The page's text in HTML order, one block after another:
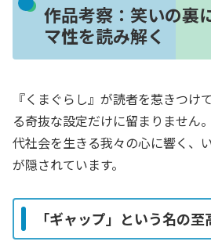
作品考察：笑いの裏
マ性を読み解く
『くまぐらし』が読者を惹きつけ
る奇抜な設定だけに留まりません
代社会を生きる我々の心に響く、
が隠されています。
「ギャップ」という名の至